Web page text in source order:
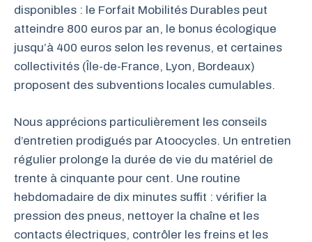
disponibles : le Forfait Mobilités Durables peut
atteindre 800 euros par an, le bonus écologique
jusqu’à 400 euros selon les revenus, et certaines
collectivités (Île-de-France, Lyon, Bordeaux)
proposent des subventions locales cumulables.
Nous apprécions particulièrement les conseils
d’entretien prodigués par Atoocycles. Un entretien
régulier prolonge la durée de vie du matériel de
trente à cinquante pour cent. Une routine
hebdomadaire de dix minutes suffit : vérifier la
pression des pneus, nettoyer la chaîne et les
contacts électriques, contrôler les freins et les